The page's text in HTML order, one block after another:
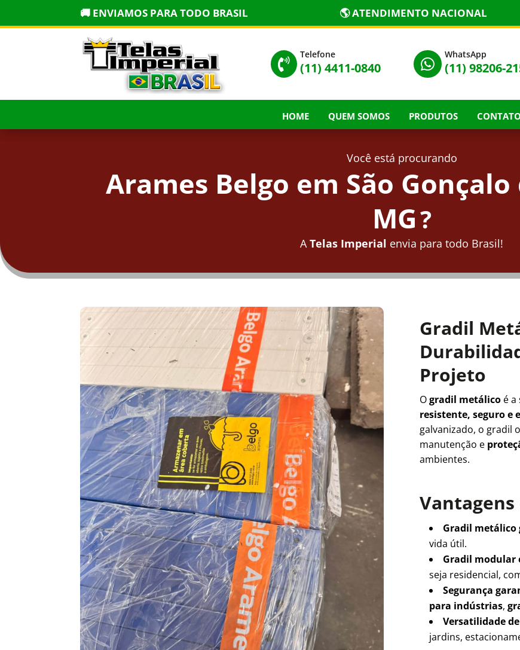
🚚 ENVIAMOS PARA TODO BRASIL 🌎 ATENDIMENTO NACIONAL

Telefone
(11) 4411-0840 
WhatsApp
(11) 98206-
HOME QUEM SOMOS PRODUTOS CONTATO
Você está procurando
Arames Belgo em São
MG?
ATelas Imperial envia para todo Brasil!
Gradil
Projeto
Ogradil metálicoé a
resistente, seguro e
galvanizado, o gradil
manutenção e
ambientes.
Gradil metálico
vida útil.
Gradil modular
seja residencial,
Segurança
para indústrias,
Versatilidade
jardins,